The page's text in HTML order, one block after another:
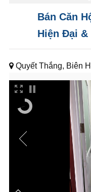
Bán Căn
Hiện Đại &
Quyết Thắng, Biên